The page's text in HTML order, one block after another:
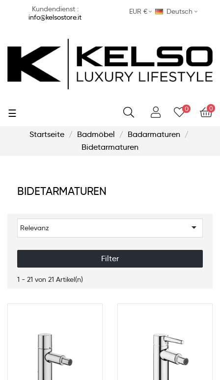
Kundendienst :
info@kelsostore.it
EUR € Deutsch
0
0
Umschalten
Navigation
☰
Startseite Badmöbel
Badarmaturen
Bidetarmaturen
BIDETARMATUREN
Relevanz 
Filter
1 - 21 von 21 Artikel(n)